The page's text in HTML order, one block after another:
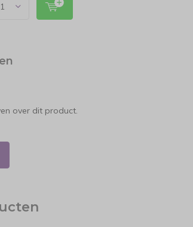
over dit product.